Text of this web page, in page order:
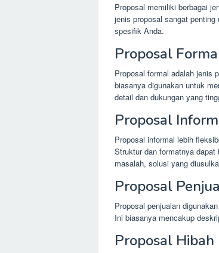
Proposal memiliki berbagai
jenis proposal sangat
spesifik Anda.
Proposal
Proposal formal adalah jenis
biasanya digunakan untuk
detail dan dukungan yang
Proposal
Proposal informal lebih
Struktur dan formatnya
masalah, solusi yang
Proposal
Proposal penjualan
Ini biasanya mencakup
Proposal Hibah